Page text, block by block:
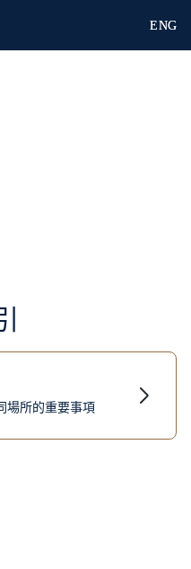
ENG
場所的重要事項